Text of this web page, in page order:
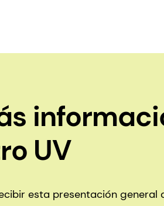
UV
esta presentación general